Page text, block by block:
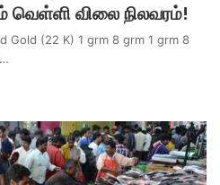
விலை நிலவரம்!
Gold (22 K) 1 grm 8 grm 1 grm 8